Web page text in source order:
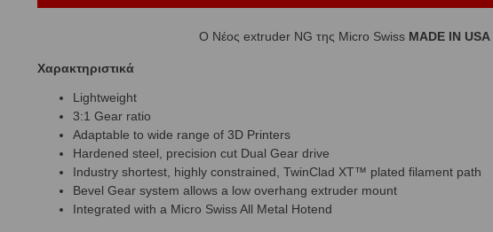
Ο Νέος extruder NG της Micro Swiss MADE IN USA
Χαρακτηριστικά
Lightweight
3:1 Gear ratio
Adaptable to wide range of 3D Printers
Hardened steel, precision cut Dual Gear drive
Industry shortest, highly constrained, TwinClad XT™ plated filament path
Bevel Gear system allows a low overhang extruder mount
Integrated with a Micro Swiss All Metal Hotend